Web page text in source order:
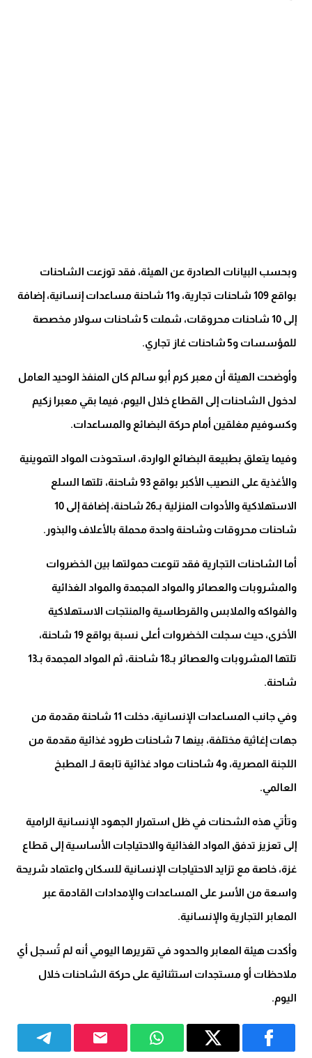
وبحسب البيانات الصادرة عن الهيئة، فقد توزعت الشاحنات
بواقع 109 شاحنات تجارية، و11 شاحنة مساعدات إنسانية، إضافة
إلى 10 شاحنات محروقات، شملت 5 شاحنات سولار مخصصة
للمؤسسات و5 شاحنات غاز تجاري.
وأوضحت الهيئة أن معبر كرم أبو سالم كان المنفذ الوحيد العامل
لدخول الشاحنات إلى القطاع خلال اليوم، فيما بقي معبرا زكيم
وكسوفيم مغلقين أمام حركة البضائع والمساعدات.
وفيما يتعلق بطبيعة البضائع الواردة، استحوذت المواد التموينية
والأغذية على النصيب الأكبر بواقع 93 شاحنة، تلتها السلع
الاستهلاكية والأدوات المنزلية بـ26 شاحنة، إضافة إلى 10
شاحنات محروقات وشاحنة واحدة محملة بالأعلاف والبذور.
أما الشاحنات التجارية فقد تنوعت حمولتها بين الخضروات
والمشروبات والعصائر والمواد المجمدة والمواد الغذائية
والفواكه والملابس والقرطاسية والمنتجات الاستهلاكية
الأخرى، حيث سجلت الخضروات أعلى نسبة بواقع 19 شاحنة،
تلتها المشروبات والعصائر بـ18 شاحنة، ثم المواد المجمدة بـ13
شاحنة.
وفي جانب المساعدات الإنسانية، دخلت 11 شاحنة مقدمة من
جهات إغاثية مختلفة، بينها 7 شاحنات طرود غذائية مقدمة من
اللجنة المصرية، و4 شاحنات مواد غذائية تابعة لـ المطبخ
العالمي.
وتأتي هذه الشحنات في ظل استمرار الجهود الإنسانية الرامية
إلى تعزيز تدفق المواد الغذائية والاحتياجات الأساسية إلى قطاع
غزة، خاصة مع تزايد الاحتياجات الإنسانية للسكان واعتماد شريحة
واسعة من الأسر على المساعدات والإمدادات القادمة عبر
المعابر التجارية والإنسانية.
وأكدت هيئة المعابر والحدود في تقريرها اليومي أنه لم تُسجل أي
ملاحظات أو مستجدات استثنائية على حركة الشاحنات خلال
اليوم.